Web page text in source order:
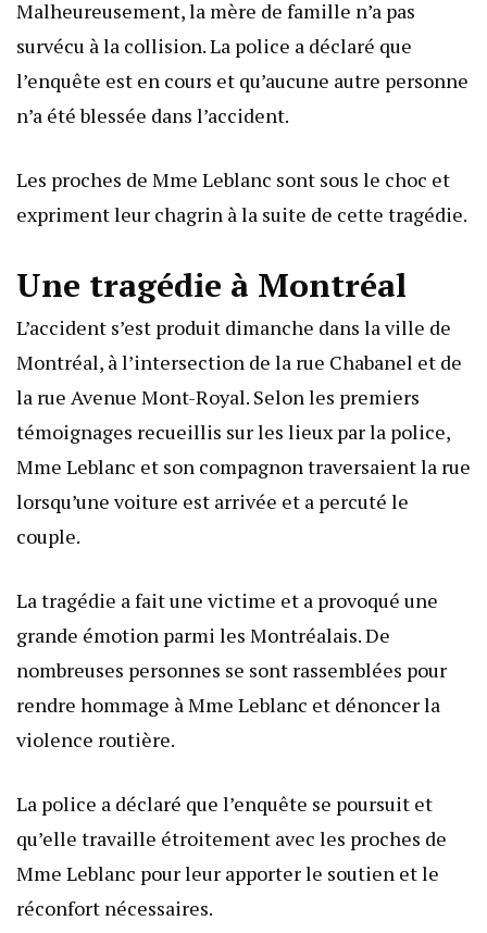
Malheureusement, la mère de famille n’a pas
survécu à la collision. La police a déclaré que
l’enquête est en cours et qu’aucune autre personne
n’a été blessée dans l’accident.
Les proches de Mme Leblanc sont sous le choc et
expriment leur chagrin à la suite de cette tragédie.
Une tragédie à Montréal
L’accident s’est produit dimanche dans la ville de
Montréal, à l’intersection de la rue Chabanel et de
la rue Avenue Mont-Royal. Selon les premiers
témoignages recueillis sur les lieux par la police,
Mme Leblanc et son compagnon traversaient la rue
lorsqu’une voiture est arrivée et a percuté le
couple.
La tragédie a fait une victime et a provoqué une
grande émotion parmi les Montréalais. De
nombreuses personnes se sont rassemblées pour
rendre hommage à Mme Leblanc et dénoncer la
violence routière.
La police a déclaré que l’enquête se poursuit et
qu’elle travaille étroitement avec les proches de
Mme Leblanc pour leur apporter le soutien et le
réconfort nécessaires.